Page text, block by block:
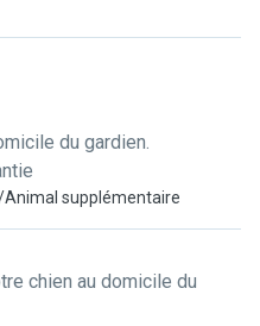
du gardien.
supplémentaire
chien au domicile du